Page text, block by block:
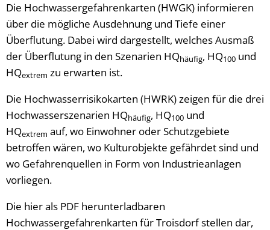
Die Hochwassergefahrenkarten (HWGK) informieren
über die mögliche Ausdehnung und Tiefe einer
Überflutung. Dabei wird dargestellt, welches Ausmaß
der Überflutung in den Szenarien HQhäufig, HQ100 und
HQextrem zu erwarten ist.
Die Hochwasserrisikokarten (HWRK) zeigen für die drei
Hochwasserszenarien HQhäufig, HQ100 und
HQextrem auf, wo Einwohner oder Schutzgebiete
betroffen wären, wo Kulturobjekte gefährdet sind und
wo Gefahrenquellen in Form von Industrieanlagen
vorliegen.
Die hier als PDF herunterladbaren
Hochwassergefahrenkarten für Troisdorf stellen dar,